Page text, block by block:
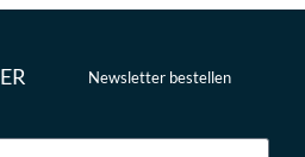
Newsletter bestellen